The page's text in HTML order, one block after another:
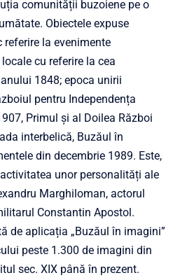
comunității buzoiene pe o
Obiectele expuse
la evenimente
cu referire la cea
1848; epoca unirii
pentru Independența
Primul și al Doilea Război
interbelică, Buzăul în
din decembrie 1989. Este,
unor personalități ale
Marghiloman, actorul
Constantin Apostol.
de aplicația „Buzăul în imagini”
peste 1.300 de imagini din
sec. XIX până în prezent.